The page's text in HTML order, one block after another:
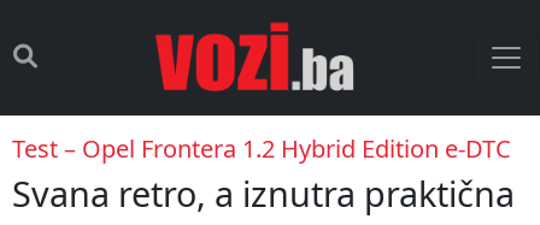
Test – Opel Frontera 1.2 Hybrid Edition e-DTC
Svana retro, a iznutra praktična